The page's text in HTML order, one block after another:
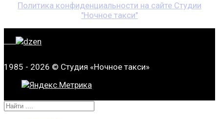
Политика конфиденциальности на сайте Студии
"Ночное такси"
1985 - 2026 © Студия «Ночное такси»